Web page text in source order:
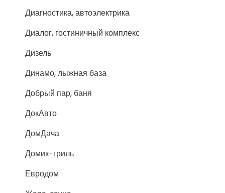
Диагностика, автоэлектрика
Диалог, гостиничный комплекс
Дизель
Динамо, лыжная база
Добрый пар, баня
ДокАвто
ДомДача
Домик-гриль
Евродом